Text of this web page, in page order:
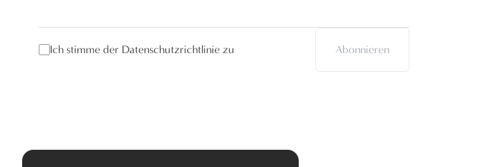
Ich stimme der Datenschutzrichtlinie zu Abonnieren